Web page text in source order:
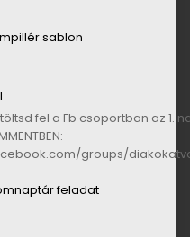
sablon
fel a Fb csoportban az 1.
groups/
feladat